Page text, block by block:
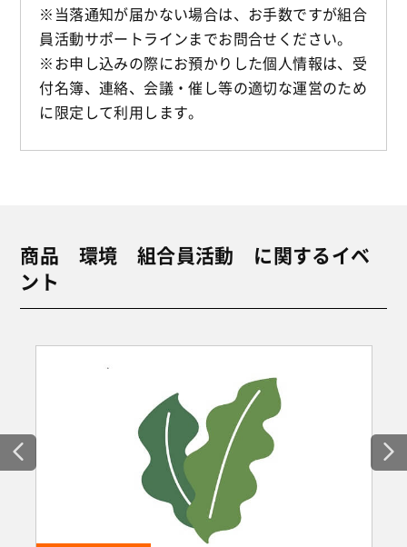
※当落通知が届かない場合は、お手数ですが組合
員活動サポートラインまでお問合せください。
※お申し込みの際にお預かりした個人情報は、受
付名簿、連絡、会議・催し等の適切な運営のため
に限定して利用します。
商品 環境 組合員活動 に関するイベ
ント